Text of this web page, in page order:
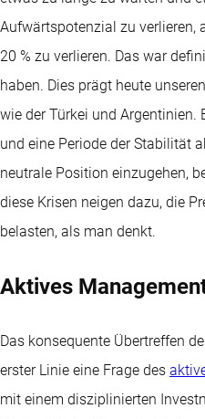
Aufwärtspotenzial zu verlieren,
20 % zu verlieren. Das war
haben. Dies prägt heute
wie der Türkei und
und eine Periode der Stabilität
neutrale Position einzugehen,
diese Krisen neigen dazu, die
belasten, als man denkt.
Aktives
Das konsequente Übertreffen
erster Linie eine Frage des
mit einem disziplinierten